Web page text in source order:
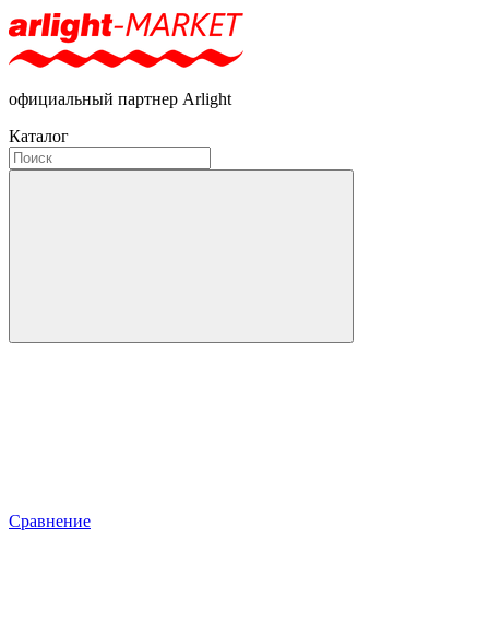
официальный партнер Arlight
Каталог
Сравнение